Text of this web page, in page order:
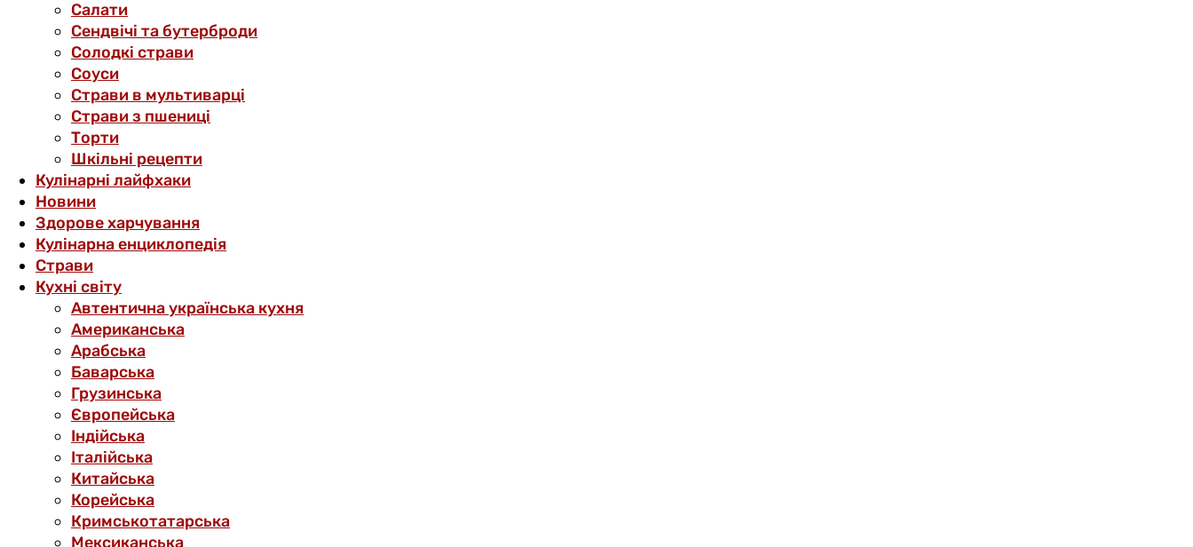
Салати
Сендвічі та бутерброди
Солодкі страви
Соуси
Страви в мультиварці
Страви з пшениці
Торти
Шкільні рецепти
Кулінарні лайфхаки
Новини
Здорове харчування
Кулінарна енциклопедія
Страви
Кухні світу
Автентична українська кухня
Американська
Арабська
Баварська
Грузинська
Європейська
Індійська
Італійська
Китайська
Корейська
Кримськотатарська
Мексиканська